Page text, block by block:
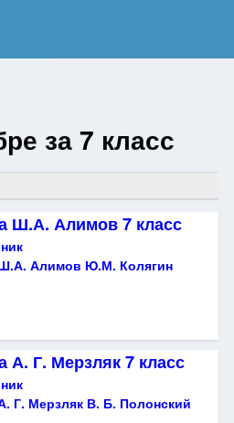
за 7 класс
Ш.А. Алимов 7 класс
Алимов Ю.М. Колягин
А. Г. Мерзляк 7 класс
Г. Мерзляк В. Б. Полонский